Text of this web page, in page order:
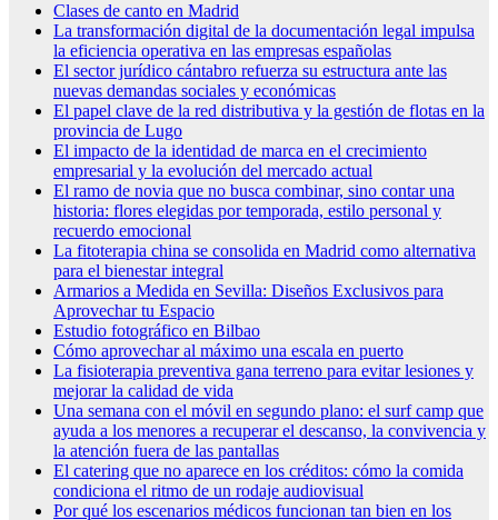
Clases de canto en Madrid
La transformación digital de la documentación legal impulsa
la eficiencia operativa en las empresas españolas
El sector jurídico cántabro refuerza su estructura ante las
nuevas demandas sociales y económicas
El papel clave de la red distributiva y la gestión de flotas en la
provincia de Lugo
El impacto de la identidad de marca en el crecimiento
empresarial y la evolución del mercado actual
El ramo de novia que no busca combinar, sino contar una
historia: flores elegidas por temporada, estilo personal y
recuerdo emocional
La fitoterapia china se consolida en Madrid como alternativa
para el bienestar integral
Armarios a Medida en Sevilla: Diseños Exclusivos para
Aprovechar tu Espacio
Estudio fotográfico en Bilbao
Cómo aprovechar al máximo una escala en puerto
La fisioterapia preventiva gana terreno para evitar lesiones y
mejorar la calidad de vida
Una semana con el móvil en segundo plano: el surf camp que
ayuda a los menores a recuperar el descanso, la convivencia y
la atención fuera de las pantallas
El catering que no aparece en los créditos: cómo la comida
condiciona el ritmo de un rodaje audiovisual
Por qué los escenarios médicos funcionan tan bien en los